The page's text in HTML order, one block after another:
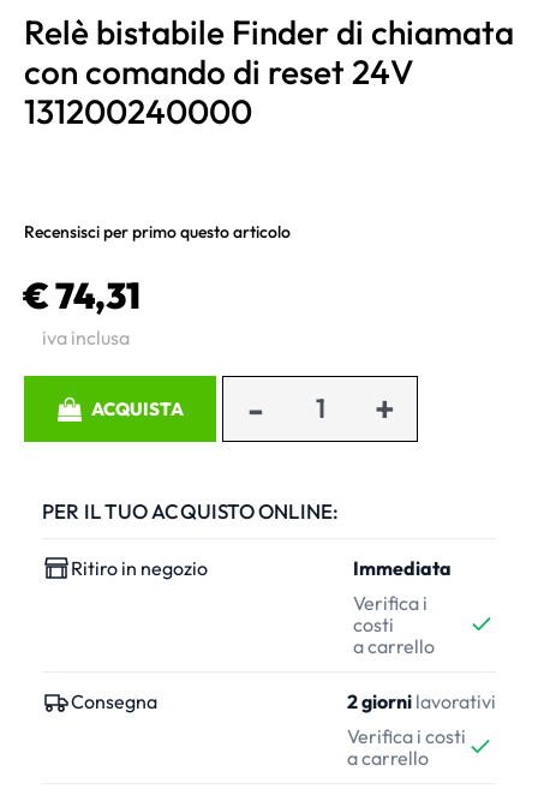
Relè bistabile Finder di chiamata
con comando di reset 24V
131200240000
Recensisci per primo questo articolo
€ 74,31
iva inclusa
ACQUISTA
PER IL TUO ACQUISTO ONLINE:
Ritiro in negozio
Immediata
Verifica i
costi
a carrello
Consegna 2 giorni lavorativi
Verifica i costi
a carrello